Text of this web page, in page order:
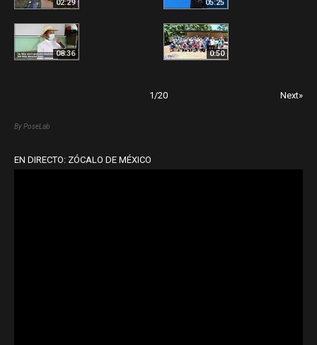
02:29 05:25
08:36 0:50
1/20 Next»
By PoseLab
EN DIRECTO: ZÓCALO DE MÉXICO